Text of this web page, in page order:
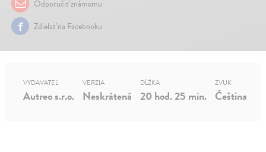
Odporučiť známemu
Zdielať na Facebooku
VYDAVATEĽ
Autreo s.r.o.
VERZIA
Neskrátená
DĹŽKA
20 hod. 25 min.
ZVUK
Čeština